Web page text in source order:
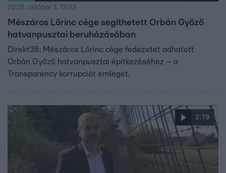
2025. október 3. 17:03
Mészáros Lőrinc cége segíthetett Orbán Győző
hatvanpusztai beruházásában
Direkt36: Mészáros Lőrinc cége fedezetet adhatott
Orbán Győző hatvanpusztai építkezéséhez – a
Transparency korrupciót emleget.
2:19